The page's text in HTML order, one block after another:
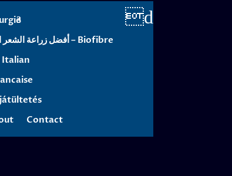
أفضل زراعة الشعر الصناعي – Biofibre
Contact